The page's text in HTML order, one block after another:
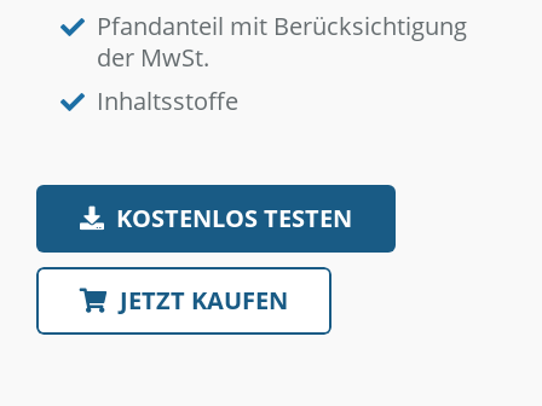
Pfandanteil mit Berücksichtigung
der MwSt.
Inhaltsstoffe
KOSTENLOS TESTEN
JETZT KAUFEN